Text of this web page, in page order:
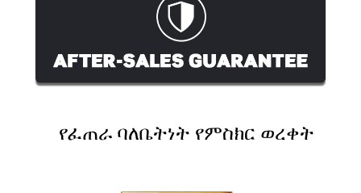
የፈጠራ ባለቤትነት የምስክር ወረቀት